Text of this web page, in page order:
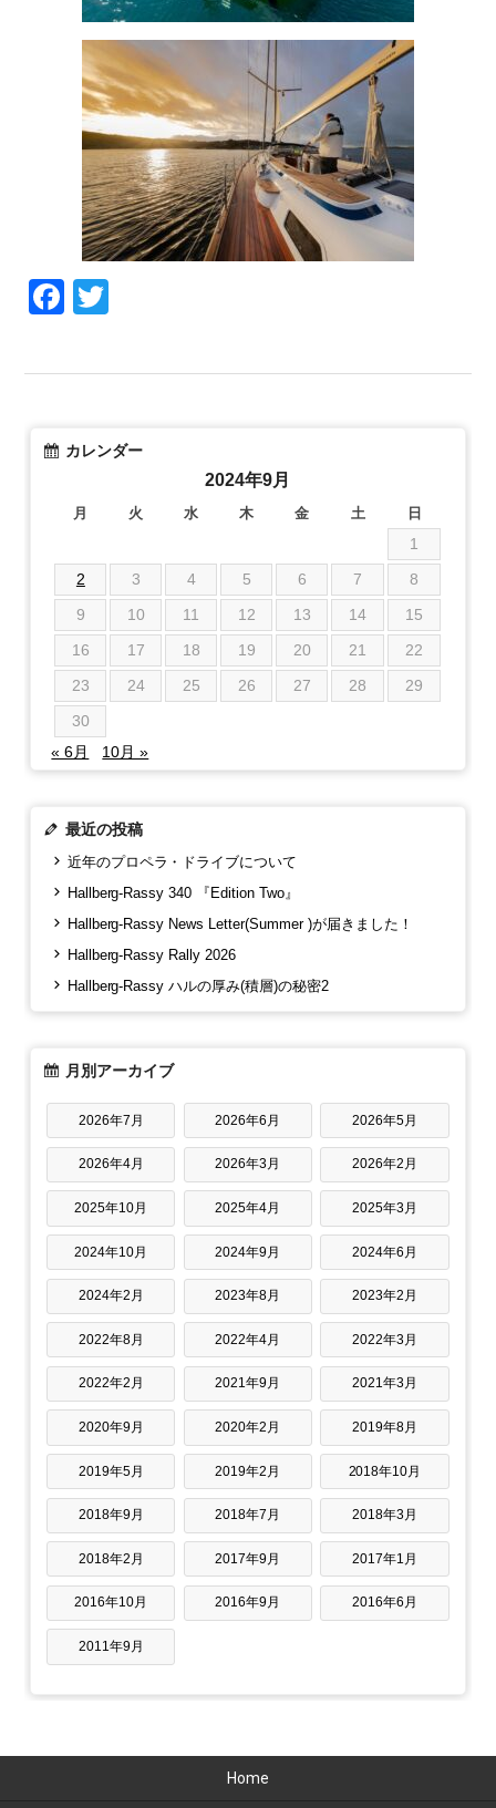
Facebook
カレンダー
2024年9月
月 火 水 木 金 土 日
1
2
3 4 5 6 7
8
9
10 11 12 13 14
15
16
17 18 19 20 21
22
23
24 25 26 27 28
29
30
« 6月
10月 »
最近の投稿
近年のプロペラ・ドライブについて
Hallberg-Rassy 340 『Edition Two』
Hallberg-Rassy News Letter(Summer )が届きました！
Hallberg-Rassy Rally 2026
Hallberg-Rassy ハルの厚み(積層)の秘密2
月別アーカイブ
2026年7月 2026年6月 2026年5月
2026年4月 2026年3月 2026年2月
2025年10月 2025年4月 2025年3月
2024年10月 2024年9月 2024年6月
2024年2月 2023年8月 2023年2月
2022年8月 2022年4月 2022年3月
2022年2月 2021年9月 2021年3月
2020年9月 2020年2月 2019年8月
2019年5月 2019年2月 2018年10月
2018年9月 2018年7月 2018年3月
2018年2月 2017年9月 2017年1月
2016年10月 2016年9月 2016年6月
2011年9月
Home